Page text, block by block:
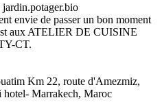
envie de passer un bon moment
aux ATELIER DE CUISINE
CT.
Km 22, route d'Amezmiz,
hotel- Marrakech, Maroc